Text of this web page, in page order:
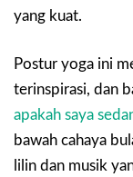
yang kuat.
Postur yoga ini
terinspirasi, dan
apakah saya
bawah cahaya
lilin dan musik